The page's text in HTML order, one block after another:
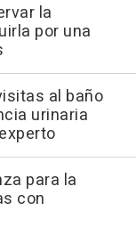
la
por una
al baño
urinaria
para la
con